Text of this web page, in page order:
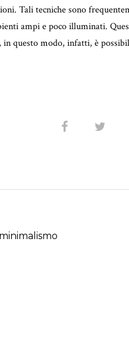
Tali tecniche sono
ampi e poco illuminati.
questo modo, infatti, è